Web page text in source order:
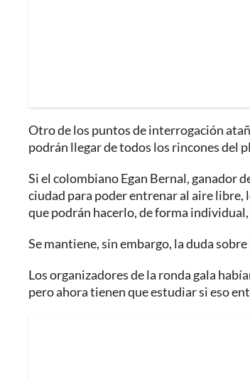
Otro de los puntos de interrogación
podrán llegar de todos los rincones del
Si el colombiano Egan Bernal, ganador
ciudad para poder entrenar al aire libre,
que podrán hacerlo, de forma
Se mantiene, sin embargo, la duda
Los organizadores de la ronda gala
pero ahora tienen que estudiar si eso